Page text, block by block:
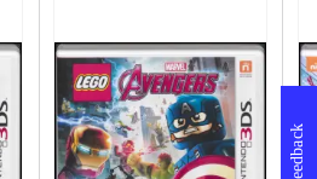
Feedback